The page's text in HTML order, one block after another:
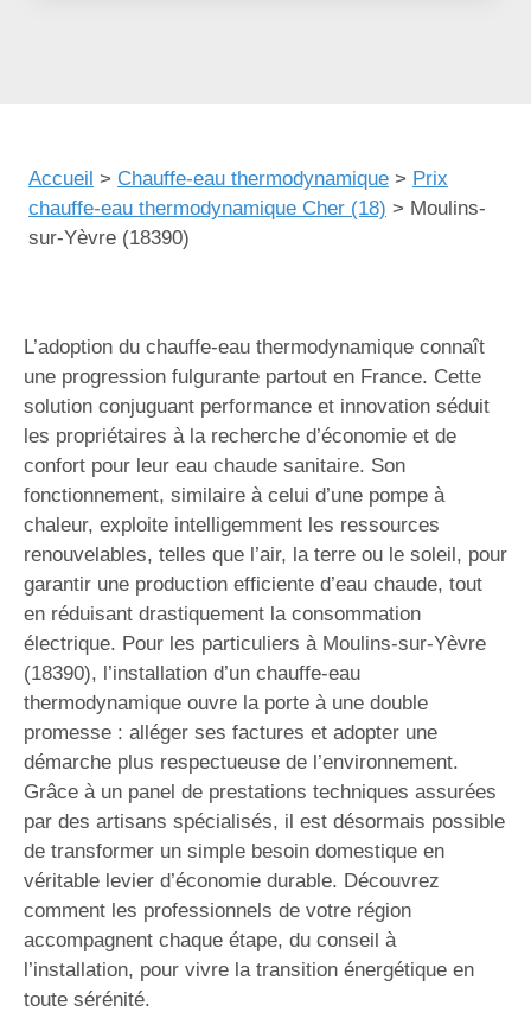
Accueil > Chauffe-eau thermodynamique > Prix
chauffe-eau thermodynamique Cher (18) > Moulins-
sur-Yèvre (18390)
L’adoption du chauffe-eau thermodynamique connaît
une progression fulgurante partout en France. Cette
solution conjuguant performance et innovation séduit
les propriétaires à la recherche d’économie et de
confort pour leur eau chaude sanitaire. Son
fonctionnement, similaire à celui d’une pompe à
chaleur, exploite intelligemment les ressources
renouvelables, telles que l’air, la terre ou le soleil, pour
garantir une production efficiente d’eau chaude, tout
en réduisant drastiquement la consommation
électrique. Pour les particuliers à Moulins-sur-Yèvre
(18390), l’installation d’un chauffe-eau
thermodynamique ouvre la porte à une double
promesse : alléger ses factures et adopter une
démarche plus respectueuse de l’environnement.
Grâce à un panel de prestations techniques assurées
par des artisans spécialisés, il est désormais possible
de transformer un simple besoin domestique en
véritable levier d’économie durable. Découvrez
comment les professionnels de votre région
accompagnent chaque étape, du conseil à
l’installation, pour vivre la transition énergétique en
toute sérénité.